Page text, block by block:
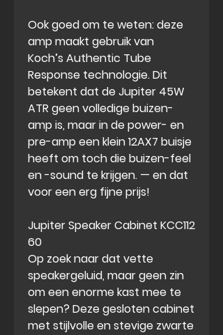
Ook goed om te weten: deze
amp maakt gebruik van
Koch’s Authentic Tube
Response technologie. Dit
betekent dat de Jupiter 45W
ATR geen volledige buizen-
amp is, maar in de power- en
pre-amp een klein 12AX7 buisje
heeft om toch die buizen-feel
en -sound te krijgen. — en dat
voor een erg fijne prijs!
Jupiter Speaker Cabinet KCC112
60
Op zoek naar dat vette
speakergeluid, maar geen zin
om een enorme kast mee te
slepen? Deze gesloten cabinet
met stijlvolle en stevige zwarte